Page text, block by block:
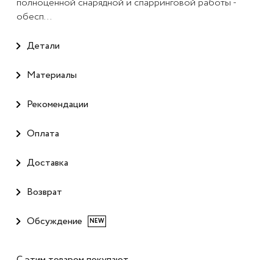
полноценной снарядной и спарринговой работы -
обесп...
Детали
Материалы
Рекомендации
Оплата
Доставка
Возврат
Обсуждение NEW